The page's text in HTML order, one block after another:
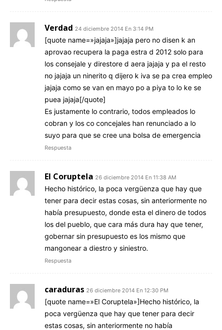
Verdad 24 diciembre 2014 En 3:14 PM
[quote name=»jajaja»]jajaja pero no disen k an
aprovao recupera la paga estra d 2012 solo para
los consejale y direstore d aera jajaja y pa el resto
no jajaja un ninerito q dijero k iva se pa crea empleo
jajaja como se van en mayo po a piya to lo ke se
puea jajaja[/quote]
Es justamente lo contrario, todos empleados lo
cobran y los co concejales han renunciado a lo
suyo para que se cree una bolsa de emergencia
Respuesta
El Coruptela 26 diciembre 2014 En 11:38 AM
Hecho histórico, la poca vergüenza que hay que
tener para decir estas cosas, sin anteriormente no
había presupuesto, donde esta el dinero de todos
los del pueblo, que cara más dura hay que tener,
gobernar sin presupuesto es los mismo que
mangonear a diestro y siniestro.
Respuesta
caraduras 26 diciembre 2014 En 12:30 PM
[quote name=»El Coruptela»]Hecho histórico, la
poca vergüenza que hay que tener para decir
estas cosas, sin anteriormente no había